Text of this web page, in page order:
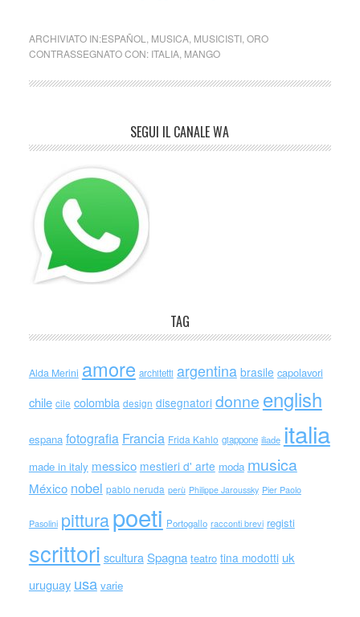
ARCHIVIATO IN:ESPAÑOL MUSICA, MUSICISTI, ORO
CONTRASSEGNATO CON: ITALIA, MANGO
SEGUI IL CANALE WA
TAG
Alda Merini amore architetti argentina brasile capolavori
chile cile colombia design disegnatori donne english
espana fotografia Francia Frida Kahlo giappone iliade italia
made in italy messico mestieri d' arte moda musica
México nobel pablo neruda perù Philippe Jaroussky Pier Paolo
Pasolini pitturapoeti Portogallo racconti brevi registi
scrittori scultura Spagna teatro tina modotti uk
uruguay usa varie